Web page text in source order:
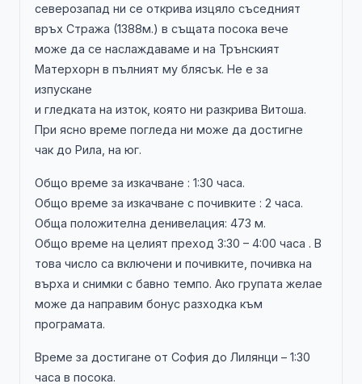
северозапад ни се открива изцяло съседният
връх Стража (1388м.) в същата посока вече
може да се наслаждаваме и на Трънският
Матерхорн в пълният му блясък. Не е за
изпускане
и гледката на изток, която ни разкрива Витоша.
При ясно време погледа ни може да достигне
чак до Рила, на юг.
Общо време за изкачване : 1:30 часа.
Общо време за изкачване с почивките : 2 часа.
Обща положителна денивелация: 473 м.
Общо време на целият преход 3:30 – 4:00 часа . В
това число са включени и почивките, почивка на
върха и снимки с бавно темпо. Ако групата желае
може да направим бонус разходка към
програмата.
Време за достигане от София до Лилянци – 1:30
часа в посока.